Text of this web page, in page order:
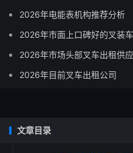
2026年电能表机构推荐分析
2026年市面上口碑好的叉装
2026年市场头部叉车出租供
2026年目前叉车出租公司
文章目录